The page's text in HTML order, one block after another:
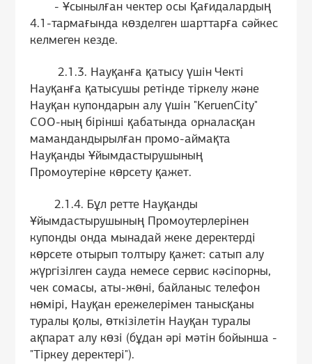
- Ұсынылған чектер осы Қағидалардың
4.1-тармағында көзделген шарттарға сәйкес
келмеген кезде.
2.1.3. Науқанға қатысу үшін Чекті
Науқанға қатысушы ретінде тіркелу және
Науқан купондарын алу үшін "KeruenCity"
СОО-ның бірінші қабатында орналасқан
мамандандырылған промо-аймақта
Науқанды Ұйымдастырушының
Промоутеріне көрсету қажет.
2.1.4. Бұл ретте Науқанды
Ұйымдастырушының Промоутерлерінен
купонды онда мынадай жеке деректерді
көрсете отырып толтыру қажет: сатып алу
жүргізілген сауда немесе сервис кәсіпорны,
чек сомасы, аты-жөні, байланыс телефон
нөмірі, Науқан ережелерімен танысқаны
туралы қолы, өткізілетін Науқан туралы
ақпарат алу көзі (бұдан әрі мәтін бойынша -
"Тіркеу деректері").